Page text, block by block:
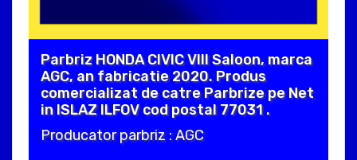
Parbriz HONDA CIVIC VIII Saloon, marca
AGC, an fabricatie 2020. Produs
comercializat de catre Parbrize pe Net
in ISLAZ ILFOV cod postal 77031 .
Producator parbriz : AGC